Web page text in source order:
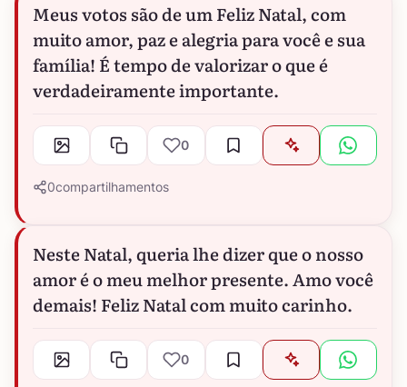
Meus votos são de um Feliz Natal, com
muito amor, paz e alegria para você e sua
família! É tempo de valorizar o que é
verdadeiramente importante.
0
0compartilhamentos
Neste Natal, queria lhe dizer que o nosso
amor é o meu melhor presente. Amo você
demais! Feliz Natal com muito carinho.
0